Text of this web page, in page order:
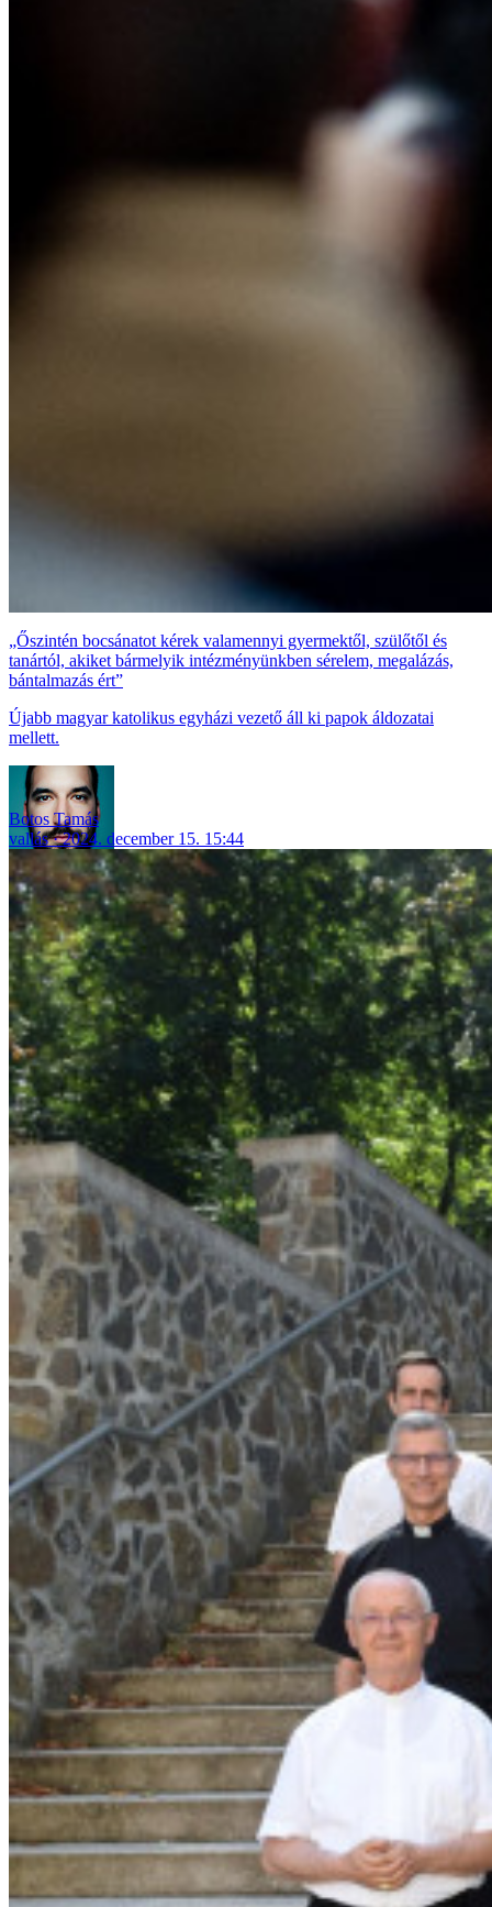
„Őszintén bocsánatot kérek valamennyi gyermektől, szülőtől és
tanártól, akiket bármelyik intézményünkben sérelem, megalázás,
bántalmazás ért”
Újabb magyar katolikus egyházi vezető áll ki papok áldozatai
mellett.
Botos Tamás
vallás
2024. december 15. 15:44